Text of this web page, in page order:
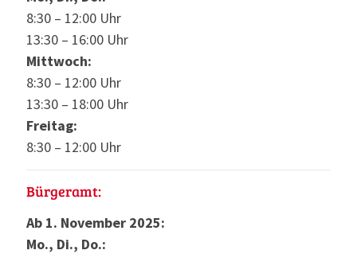
8:30 – 12:00 Uhr
13:30 – 16:00 Uhr
Mittwoch:
8:30 – 12:00 Uhr
13:30 – 18:00 Uhr
Freitag:
8:30 – 12:00 Uhr
Bürgeramt:
Ab 1. November 2025:
Mo., Di., Do.: